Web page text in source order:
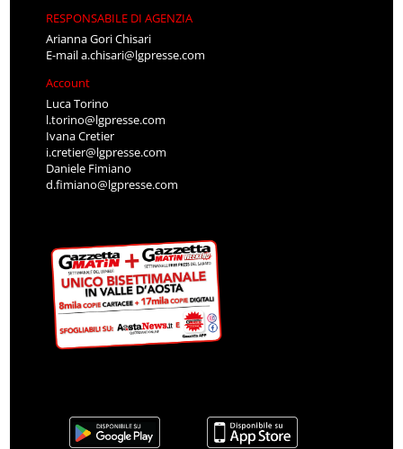
RESPONSABILE DI AGENZIA
Arianna Gori Chisari
E-maila.chisari@lgpresse.com
Account
Luca Torino
l.torino@lgpresse.com
Ivana Cretier
i.cretier@lgpresse.com
Daniele Fimiano
d.fimiano@lgpresse.com